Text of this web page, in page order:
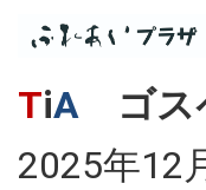
TiA
ゴ
2025年12